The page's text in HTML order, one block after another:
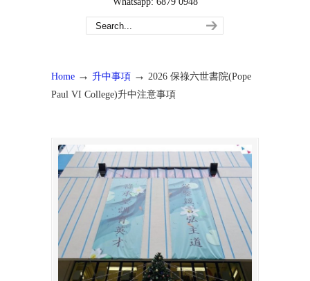
Home → 升中事項 → 2026 保祿六世書院(Pope
Paul VI College)升中注意事項